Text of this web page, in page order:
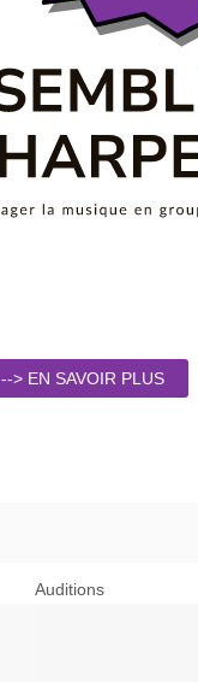
--> EN SAVOIR PLUS
Auditions